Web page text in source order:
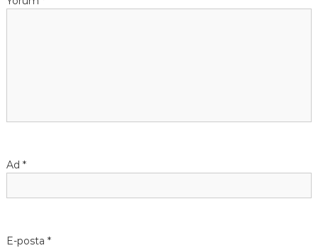
Ad *
E-posta *